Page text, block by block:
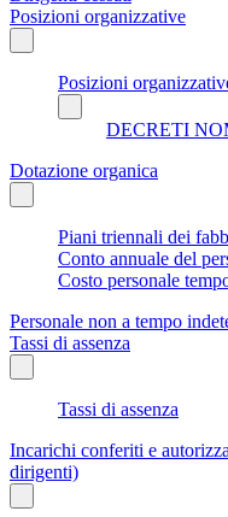
Posizioni organizzative
Posizioni
DECRETI
Dotazione organica
Piani triennali dei
Conto annuale del
Costo personale
Personale non a tempo
Tassi di assenza
Tassi di assenza
Incarichi conferiti e
dirigenti)